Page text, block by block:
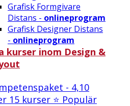
Grafisk Formgivare
Distans - onlineprogram
Grafisk Designer Distans
- onlineprogram
kurser inom Design &
- 4,10
15 kurser ⭐ Populär